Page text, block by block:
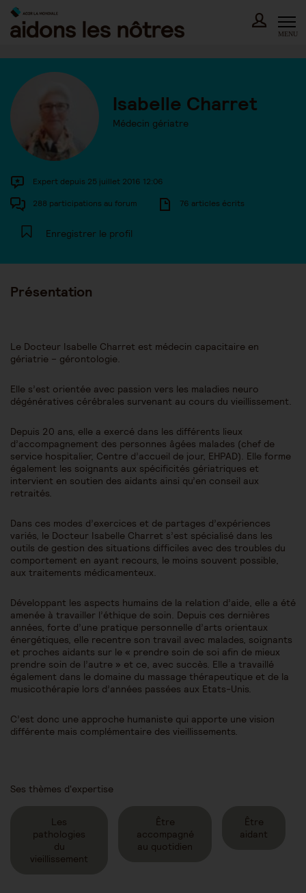
Skip
content
MENU
Isabelle Charret
Médecin gériatre
Expert depuis 25 juillet 2016 12:06
288 participations au forum 76 articles écrits
Enregistrer le profil
Présentation
Le Docteur Isabelle Charret est médecin capacitaire en
gériatrie – gérontologie.
Elle s’est orientée avec passion vers les maladies neuro
dégénératives cérébrales survenant au cours du vieillissement.
Depuis 20 ans, elle a exercé dans les différents lieux
d’accompagnement des personnes âgées malades (chef de
service hospitalier, Centre d’accueil de jour, EHPAD). Elle forme
également les soignants aux spécificités gériatriques et
intervient en soutien des aidants ainsi qu’en conseil aux
retraités.
Dans ces modes d’exercices et de partages d’expériences
variés, le Docteur Isabelle Charret s’est spécialisé dans les
outils de gestion des situations difficiles avec des troubles du
comportement en ayant recours, le moins souvent possible,
aux traitements médicamenteux.
Développant les aspects humains de la relation d’aide, elle a été
amenée à travailler l’éthique de soin. Depuis ces dernières
années, forte d’une pratique personnelle d’arts orientaux
énergétiques, elle recentre son travail avec malades, soignants
et proches aidants sur le « prendre soin de soi afin de mieux
prendre soin de l’autre » et ce, avec succès. Elle a travaillé
également dans le domaine du massage thérapeutique et de la
musicothérapie lors d’années passées aux Etats-Unis.
C’est donc une approche humaniste qui apporte une vision
différente mais complémentaire des vieillissements.
Ses thèmes d'expertise
Les
pathologies
du
vieillissement
Être
accompagné
au quotidien
Être
aidant